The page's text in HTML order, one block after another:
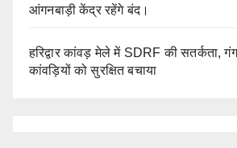
आंगनबाड़ी केंद्र रहेंगे बंद।
हरिद्वार कांवड़ मेले में SDRF की सतर्कता,
कांवड़ियों को सुरक्षित बचाया